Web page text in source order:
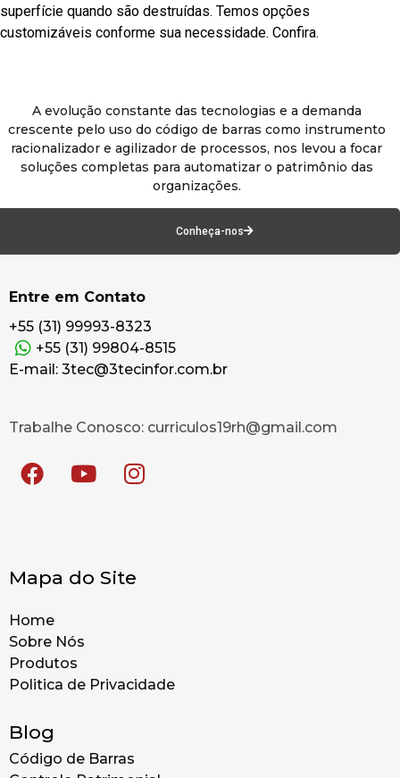
superfície quando são destruídas. Temos opções
customizáveis conforme sua necessidade. Confira.
A evolução constante das tecnologias e a demanda
crescente pelo uso do código de barras como instrumento
racionalizador e agilizador de processos, nos levou a focar
soluções completas para automatizar o patrimônio das
organizações.
Conheça-nos
Entre em Contato
+55 (31) 99993-8323
+55 (31) 99804-8515
E-mail: 3tec@3tecinfor.com.br
Trabalhe Conosco: curriculos19rh@gmail.com
Mapa do Site
Home
Sobre Nós
Produtos
Politica de Privacidade
Blog
Código de Barras